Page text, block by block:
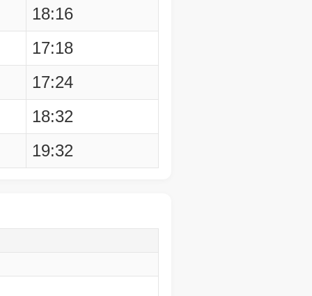
18:16
17:18
17:24
18:32
19:32